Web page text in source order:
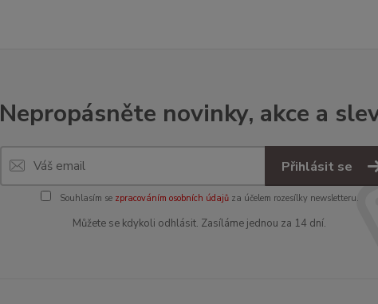
Nepropásněte novinky, akce a
Přihlásit se
Souhlasím se zpracováním osobních údajůza účelem rozesílky newsletteru.
Můžete se kdykoli odhlásit. Zasíláme jednou za 14 dní.